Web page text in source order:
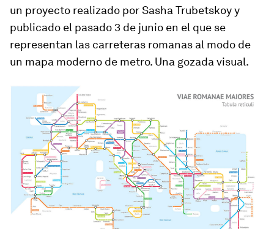
un proyecto realizado por Sasha Trubetskoy y
publicado el pasado 3 de junio en el que se
representan las carreteras romanas al modo de
un mapa moderno de metro. Una gozada visual.